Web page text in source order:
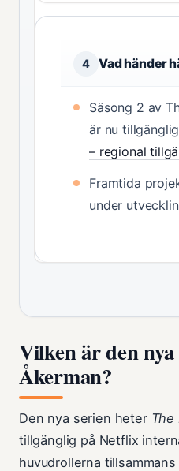
4 Vad händer
Säsong 2 av
är nu
– regional
Framtida
under
Vilken är den
Åkerman?
Den nya serien heter The
tillgänglig på Netflix
huvudrollerna